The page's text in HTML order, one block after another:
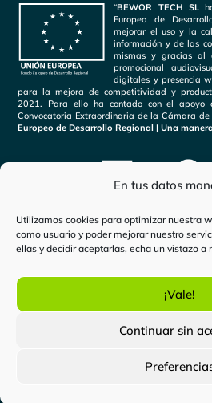
En tus datos
Utilizamos cookies para optimizar nuestra
como usuario y poder mejorar nuestro
ellas y decidir aceptarlas, echa un vistazo a
¡Vale!
Continuar sin
“BEWOR TECH SL
Europeo de
mejorar el uso y la
información y de las
mismas y gracias al
promocional
digitales y presencia
para la mejora de competitividad y
2021. Para ello ha contado con el apoyo
Convocatoria Extraordinaria de la Cámara de
Europeo de Desarrollo Regional | Una
certificadoelectronico.eses una
Todos los derechos